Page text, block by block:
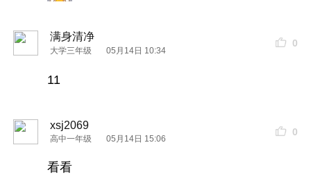
满身清净
大学三年级 05月14日 10:34
0
11
xsj2069
高中一年级 05月14日 15:06
0
看看